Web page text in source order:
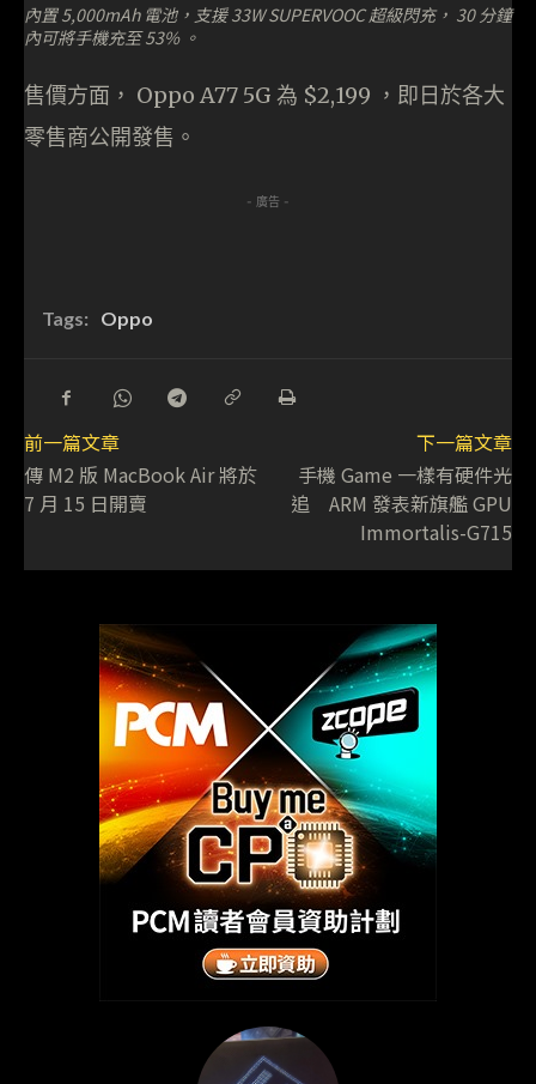
內置 5,000mAh 電池，支援 33W SUPERVOOC 超級閃充， 30 分鐘
內可將手機充至 53% 。
售價方面， Oppo A77 5G 為 $2,199 ，即日於各大
零售商公開發售。
- 廣告 -
Tags: Oppo
前一篇文章
傳 M2 版 MacBook Air 將於
7 月 15 日開賣
下一篇文章
手機 Game 一樣有硬件光
追 ARM 發表新旗艦 GPU
Immortalis-G715